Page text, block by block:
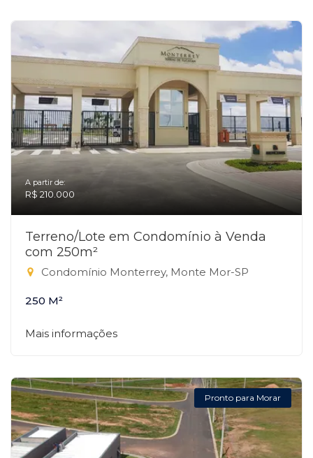
A partir de:
R$ 210.000
Terreno/Lote em Condomínio à Venda
com 250m²
Condomínio Monterrey, Monte Mor-SP
250 M²
Mais informações
Pronto para Morar